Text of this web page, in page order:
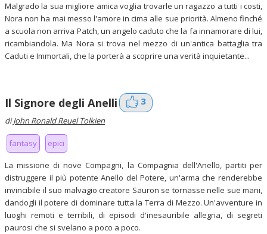
Malgrado la sua migliore amica voglia trovarle un ragazzo a tutti i costi,
Nora non ha mai messo l'amore in cima alle sue priorità. Almeno finché
a scuola non arriva Patch, un angelo caduto che la fa innamorare di lui,
ricambiandola. Ma Nora si trova nel mezzo di un'antica battaglia tra
Caduti e Immortali, che la porterà a scoprire una verità inquietante...
Il Signore degli Anelli 3
diJohn Ronald Reuel Tolkien
fantasy epici
La missione di nove Compagni, la Compagnia dell'Anello, partiti per
distruggere il più potente Anello del Potere, un'arma che renderebbe
invincibile il suo malvagio creatore Sauron se tornasse nelle sue mani,
dandogli il potere di dominare tutta la Terra di Mezzo. Un'avventure in
luoghi remoti e terribili, di episodi d'inesauribile allegria, di segreti
paurosi che si svelano a poco a poco.